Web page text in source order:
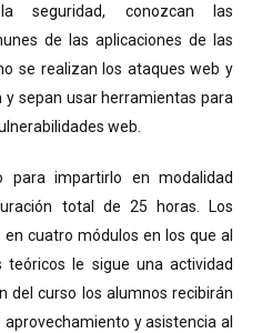
conozcan las
de las aplicaciones de las
se realizan los ataques web y
sepan usar herramientas para
web.
para impartirlo en modalidad
total de 25 horas. Los
cuatro módulos en los que al
le sigue una actividad
del curso los alumnos recibirán
y asistencia al